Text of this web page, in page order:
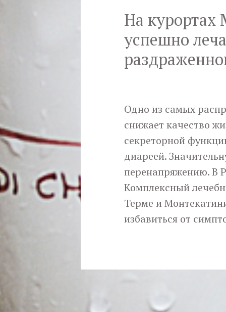
На курортах
успешно
Одно из самых
снижает качество
секреторной
диареей.
перенапряжению. В
Комплексный
Терме и
избавиться от